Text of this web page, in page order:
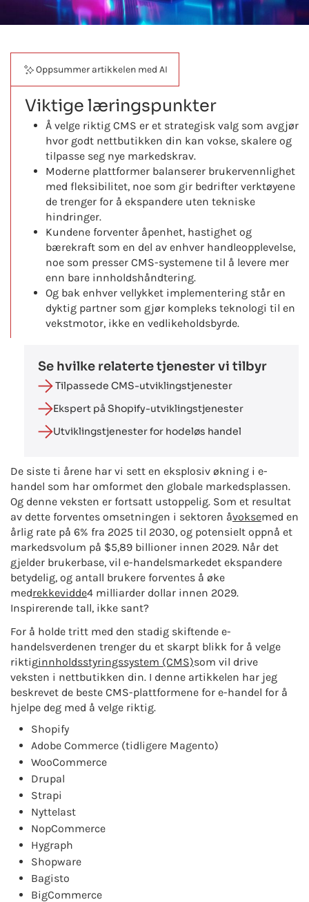
Oppsummer artikkelen med AI
Viktige læringspunkter
Å velge riktig CMS er et strategisk valg som avgjør
hvor godt nettbutikken din kan vokse, skalere og
tilpasse seg nye markedskrav.
Moderne plattformer balanserer brukervennlighet
med fleksibilitet, noe som gir bedrifter verktøyene
de trenger for å ekspandere uten tekniske
hindringer.
Kundene forventer åpenhet, hastighet og
bærekraft som en del av enhver handleopplevelse,
noe som presser CMS-systemene til å levere mer
enn bare innholdshåndtering.
Og bak enhver vellykket implementering står en
dyktig partner som gjør kompleks teknologi til en
vekstmotor, ikke en vedlikeholdsbyrde.
Se hvilke relaterte tjenester vi tilbyr
Tilpassede CMS-utviklingstjenester
Ekspert på Shopify-utviklingstjenester
Utviklingstjenester for hodeløs handel
De siste ti årene har vi sett en eksplosiv økning i e-
handel som har omformet den globale markedsplassen.
Og denne veksten er fortsatt ustoppelig. Som et resultat
av dette forventes omsetningen i sektoren åvoksemed en
årlig rate på 6% fra 2025 til 2030, og potensielt oppnå et
markedsvolum på $5,89 billioner innen 2029. Når det
gjelder brukerbase, vil e-handelsmarkedet ekspandere
betydelig, og antall brukere forventes å øke
medrekkevidde4 milliarder dollar innen 2029.
Inspirerende tall, ikke sant?
For å holde tritt med den stadig skiftende e-
handelsverdenen trenger du et skarpt blikk for å velge
riktiginnholdsstyringssystem (CMS)som vil drive
veksten i nettbutikken din. I denne artikkelen har jeg
beskrevet de beste CMS-plattformene for e-handel for å
hjelpe deg med å velge riktig.
Shopify
Adobe Commerce (tidligere Magento)
WooCommerce
Drupal
Strapi
Nyttelast
NopCommerce
Hygraph
Shopware
Bagisto
BigCommerce